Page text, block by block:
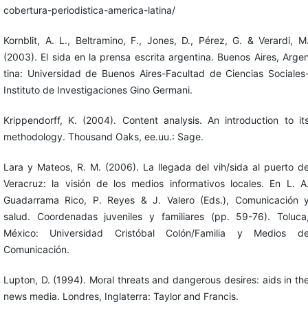
cobertura-periodistica-america-latina/
Kornblit, A. L., Beltramino, F., Jones, D., Pérez, G. & Verardi,
(2003). El sida en la prensa escrita argentina. Buenos Aires,
tina: Universidad de Buenos Aires-Facultad de Ciencias
Instituto de Investigaciones Gino Germani.
Krippendorff, K. (2004). Content analysis. An introduction to
methodology. Thousand Oaks, ee.uu.: Sage.
Lara y Mateos, R. M. (2006). La llegada del vih/sida al puerto
Veracruz: la visión de los medios informativos locales. En L.
Guadarrama Rico, P. Reyes & J. Valero (Eds.), Comunicación
salud. Coordenadas juveniles y familiares (pp. 59-76).
México: Universidad Cristóbal Colón/Familia y Medios
Comunicación.
Lupton, D. (1994). Moral threats and dangerous desires: aids in
news media. Londres, Inglaterra: Taylor and Francis.